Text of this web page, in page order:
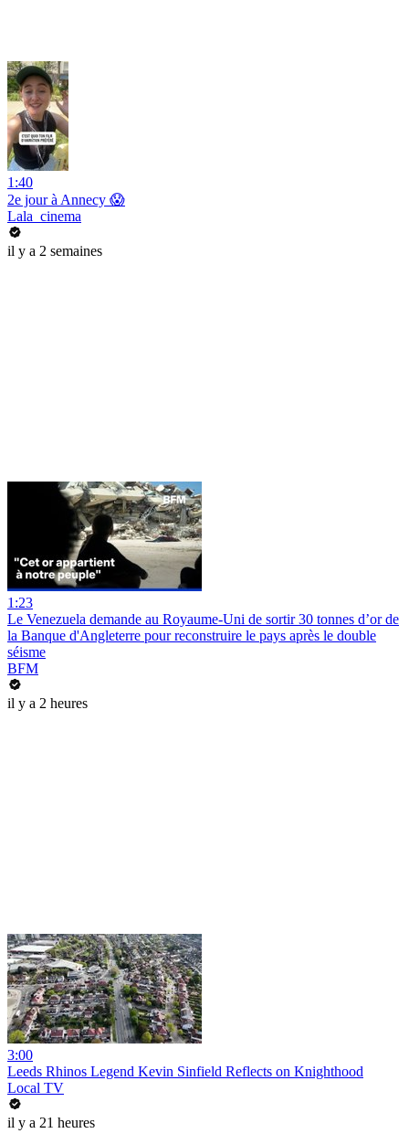
1:40
2e jour à Annecy 😱
Lala_cinema
il y a 2 semaines
1:23
Le Venezuela demande au Royaume-Uni de sortir 30 tonnes d’or de
la Banque d'Angleterre pour reconstruire le pays après le double
séisme
BFM
il y a 2 heures
3:00
Leeds Rhinos Legend Kevin Sinfield Reflects on Knighthood
Local TV
il y a 21 heures